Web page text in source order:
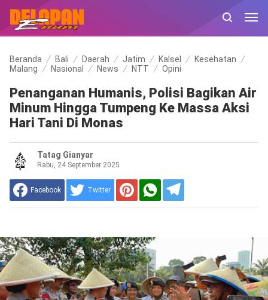
Beranda Bali Daerah Jatim Kalsel
Kesehatan
Malang
Nasional News NTT Opini
Penanganan Humanis, Polisi Bagikan Air
Minum Hingga Tumpeng Ke Massa Aksi
Hari Tani Di Monas
Tatag Gianyar
Rabu, 24 September 2025
Facebook Twitter